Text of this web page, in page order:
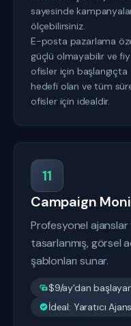
sayesinde
ölçebilirsiniz.
E-posta pazarlama
güçlü olmayabilir ve
ofisler için başlangıçta
hedefi olan ve tüm
ofisler için idealdir.
11
Campaign
Profesyonel ajanslar
tasarlanmış, görsel
şablonları sunar.
$9/ay'dan
İdeal: Yaratıcı